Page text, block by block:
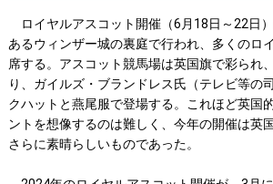
ロイヤルアスコット開催（6月18日～22日
あるウィンザー城の裏庭で行われ、多くのロ
席する。アスコット競馬場は英国旗で彩られ
り、ガイルズ・ブランドレス氏（テレビ等の
クハットと燕尾服で登場する。これほど英国
ントを想像するのは難しく、今年の開催は英
さらに素晴らしいものであった。